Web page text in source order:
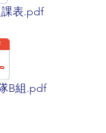
課表.pdf
B組.pdf